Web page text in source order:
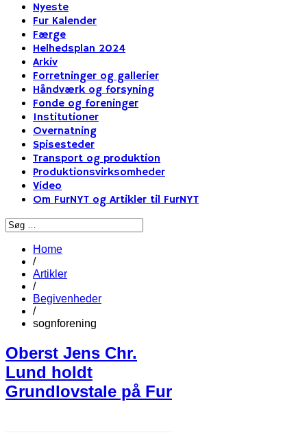
Nyeste
Fur Kalender
Færge
Helhedsplan 2024
Arkiv
Forretninger og gallerier
Håndværk og forsyning
Fonde og foreninger
Institutioner
Overnatning
Spisesteder
Transport og produktion
Produktionsvirksomheder
Video
Om FurNYT og Artikler til FurNYT
Home
/
Artikler
/
Begivenheder
/
sognforening
Oberst Jens Chr.
Lund holdt
Grundlovstale på Fur